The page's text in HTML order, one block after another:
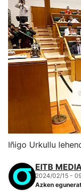
Iñigo Urkullu
EITB
2024/02/15 -
Azken